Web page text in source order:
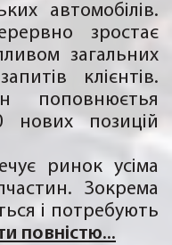
автомобілів.
зростає
загальних
клієнтів.
поповнюєтья
позицій
ринок усіма
Зокрема
і потребують
повністю...